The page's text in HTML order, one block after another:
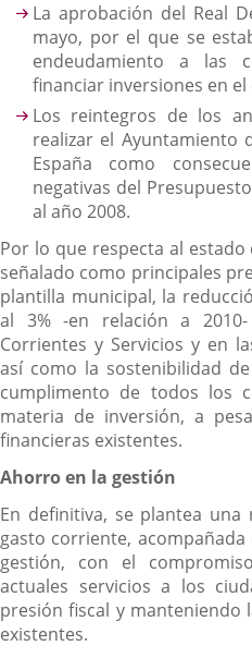
La aprobación del Real
mayo, por el que se
endeudamiento a las
financiar inversiones en el
Los reintegros de los
realizar el Ayuntamiento
España como
negativas del
al año 2008.
Por lo que respecta al
señalado como principales
plantilla municipal, la
al 3% -en relación a
Corrientes y Servicios y en
así como la sostenibilidad
cumplimento de todos los
materia de inversión, a
financieras existentes.
Ahorro en la gestión
En definitiva, se plantea
gasto corriente,
gestión, con el
actuales servicios a los
presión fiscal y manteniendo
existentes.